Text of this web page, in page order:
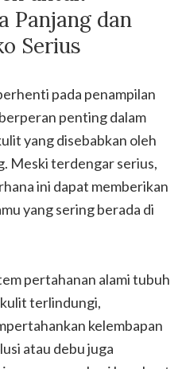
Panjang dan
Serius
pada penampilan
penting dalam
yang disebabkan oleh
Meski terdengar serius,
ini dapat memberikan
yang sering berada di
pertahanan alami tubuh
terlindungi,
kelembapan
atau debu juga